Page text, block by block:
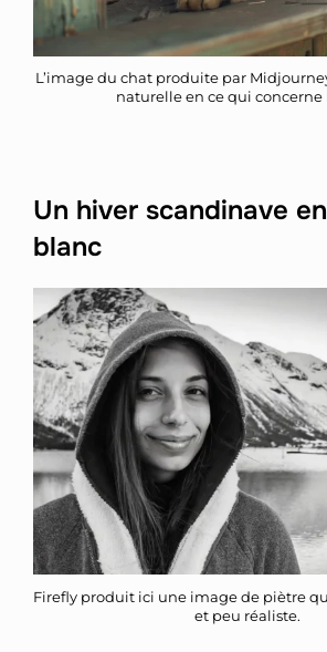
L’image du chat produite par
naturelle en ce qui concerne
Un hiver scandinave
blanc
Firefly produit ici une image de piètre
et peu réaliste.